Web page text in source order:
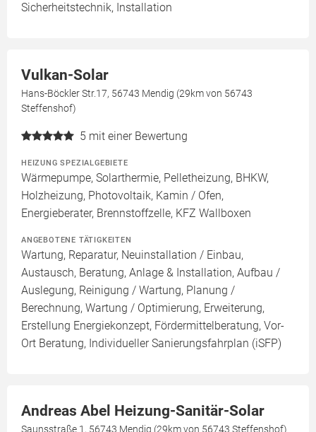
Sicherheitstechnik, Installation
Vulkan-Solar
Hans-Böckler Str.17, 56743 Mendig (29km von 56743
Steffenshof)
5 mit einer Bewertung
HEIZUNG SPEZIALGEBIETE
Wärmepumpe, Solarthermie, Pelletheizung, BHKW,
Holzheizung, Photovoltaik, Kamin / Ofen,
Energieberater, Brennstoffzelle, KFZ Wallboxen
ANGEBOTENE TÄTIGKEITEN
Wartung, Reparatur, Neuinstallation / Einbau,
Austausch, Beratung, Anlage & Installation, Aufbau /
Auslegung, Reinigung / Wartung, Planung /
Berechnung, Wartung / Optimierung, Erweiterung,
Erstellung Energiekonzept, Fördermittelberatung, Vor-
Ort Beratung, Individueller Sanierungsfahrplan (iSFP)
Andreas Abel Heizung-Sanitär-Solar
Saunsstraße 1, 56743 Mendig (29km von 56743 Steffenshof)